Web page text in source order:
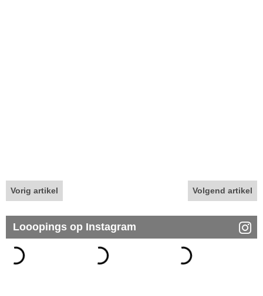
Vorig artikel Volgend artikel
Looopings op Instagram